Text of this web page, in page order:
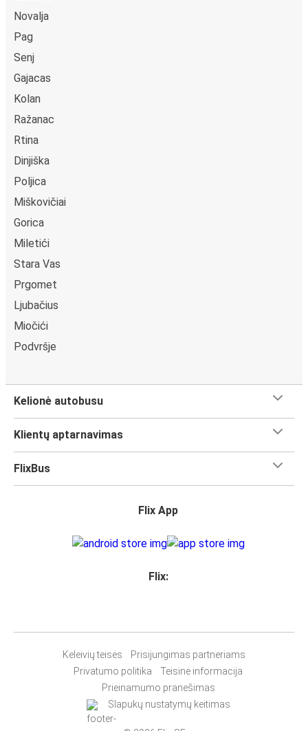
Novalja
Pag
Senj
Gajacas
Kolan
Ražanac
Rtina
Dinjiška
Poljica
Miškovičiai
Gorica
Miletići
Stara Vas
Prgomet
Ljubačius
Miočići
Podvršje
Kelionė autobusu
Klientų aptarnavimas
FlixBus
Flix App
Flix:
Keleivių teisės
Prisijungimas partneriams
Privatumo politika
Teisinė informacija
Prieinamumo pranešimas
Slapukų nustatymų keitimas